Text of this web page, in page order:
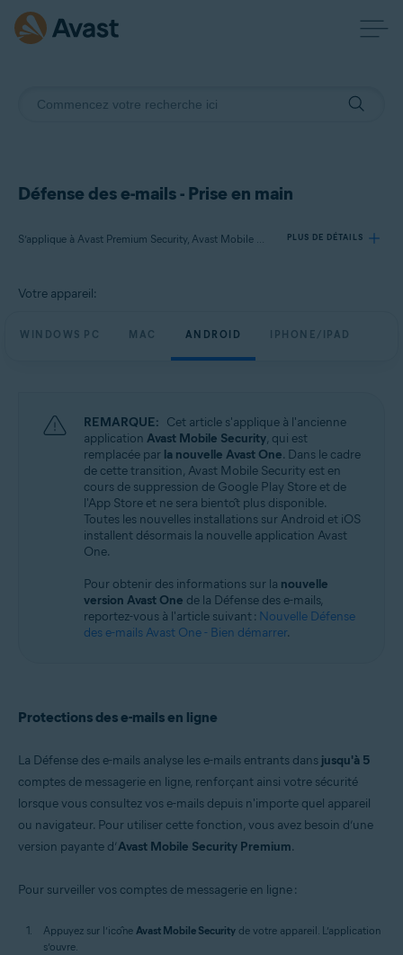
Défense des e-mails - Prise en main
S’applique à Avast Premium Security, Avast Mobile Security Premium PLUS DE DÉTAILS
Avast Premium Security
Votre appareil:
WINDOWS PC MAC ANDROID IPHONE/IPAD
REMARQUE: Cet article s'applique à l'ancienne
application Avast Mobile Security, qui est
remplacée par la nouvelle Avast One. Dans le cadre
de cette transition, Avast Mobile Security est en
cours de suppression de Google Play Store et de
l'App Store et ne sera bientôt plus disponible.
Toutes les nouvelles installations sur Android et iOS
installent désormais la nouvelle application Avast
One.
Pour obtenir des informations sur la nouvelle
version Avast One de la Défense des e-mails,
reportez-vous à l'article suivant : Nouvelle Défense
des e-mails Avast One - Bien démarrer.
Protections des e-mails en ligne
La Défense des e-mails analyse les e-mails entrants dans jusqu'à 5
comptes de messagerie en ligne, renforçant ainsi votre sécurité
lorsque vous consultez vos e-mails depuis n'importe quel appareil
ou navigateur. Pour utiliser cette fonction, vous avez besoin d’une
version payante d’Avast Mobile Security Premium.
Pour surveiller vos comptes de messagerie en ligne :
Appuyez sur l’icône Avast Mobile Security de votre appareil. L’application
s’ouvre.